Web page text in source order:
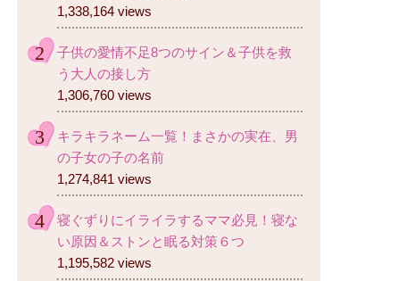
1,338,164 views
子供の愛情不足8つのサイン＆子供を救
う大人の接し方
1,306,760 views
キラキラネーム一覧！まさかの実在、男
の子女の子の名前
1,274,841 views
寝ぐずりにイライラするママ必見！寝な
い原因＆ストンと眠る対策６つ
1,195,582 views